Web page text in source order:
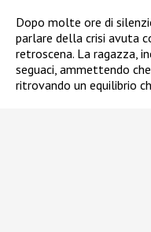
Dopo molte ore di
parlare della crisi avuta
retroscena. La ragazza,
seguaci, ammettendo
ritrovando un equilibrio